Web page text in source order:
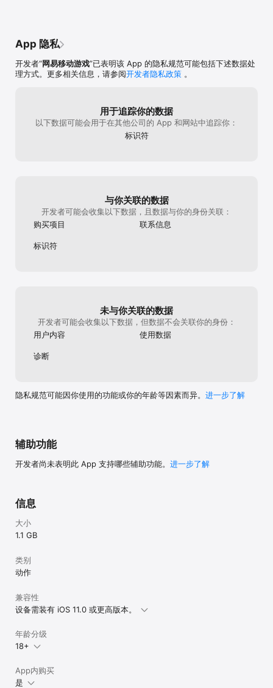
App 隐私
开发者“网易移动游戏”已表明该 App 的隐私规范可能包括下述数据处
理方式。更多相关信息，请参阅开发者隐私政策 。
用于追踪你的数据
以下数据可能会用于在其他公司的 App 和网站中追踪你：
标识符
与你关联的数据
开发者可能会收集以下数据，且数据与你的身份关联：
购买项目
联系信息
标识符
未与你关联的数据
开发者可能会收集以下数据，但数据不会关联你的身份：
用户内容
使用数据
诊断
隐私规范可能因你使用的功能或你的年龄等因素而异。 进一步了解
辅助功能
开发者尚未表明此 App 支持哪些辅助功能。 进一步了解
信息
大小
1.1 GB
类别
动作
兼容性
设备需装有 iOS 11.0 或更高版本。
年龄分级
18+
App内购买
是